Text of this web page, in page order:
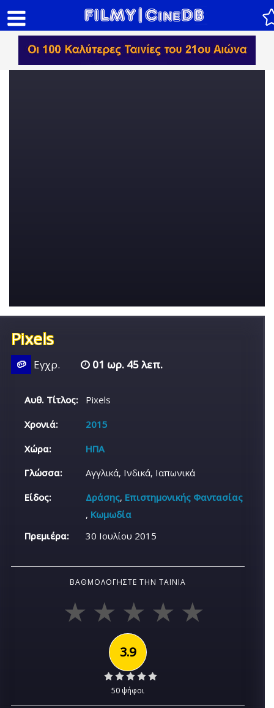
Pixels
🥔 Εγχρ. 01 ωρ. 45 λεπ.
Αυθ. Τίτλος:
Pixels
Χρονιά:
2015
Χώρα:
ΗΠΑ
Γλώσσα:
Αγγλικά, Ινδικά, Ιαπωνικά
Είδος:
Δράσης, Επιστημονικής Φαντασίας
, Κωμωδία
Πρεμιέρα:
30 Ιουλίου 2015
ΒΑΘΜΟΛΟΓΉΣΤΕ ΤΗΝ ΤΑΙΝΊΑ
3.9
50 ψήφοι